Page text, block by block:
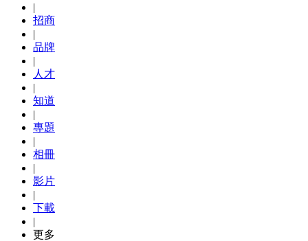
|
招商
|
品牌
|
人才
|
知道
|
專題
|
相冊
|
影片
|
下載
|
更多